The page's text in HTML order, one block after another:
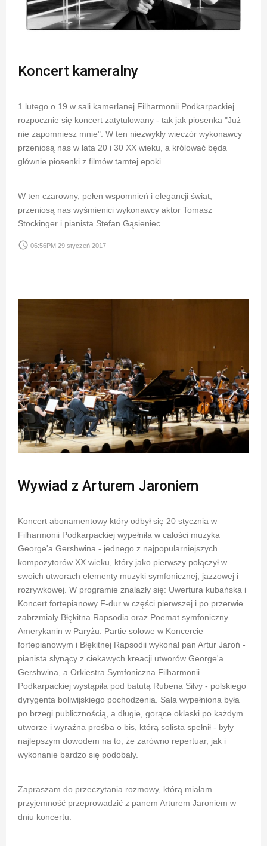
Koncert kameralny
1 lutego o 19 w sali kamerlanej Filharmonii Podkarpackiej
rozpocznie się koncert zatytułowany - tak jak piosenka "Już
nie zapomniesz mnie". W ten niezwykły wieczór wykonawcy
przeniosą nas w lata 20 i 30 XX wieku, a królować będa
głównie piosenki z filmów tamtej epoki.
W ten czarowny, pełen wspomnień i elegancji świat,
przeniosą nas wyśmienici wykonawcy aktor Tomasz
Stockinger i pianista Stefan Gąsieniec.
access_time 06:56PM 29 styczeń 2017
Wywiad z Arturem Jaroniem
Koncert abonamentowy który odbył się 20 stycznia w
Filharmonii Podkarpackiej wypełniła w całości muzyka
George'a Gershwina - jednego z najpopularniejszych
kompozytorów XX wieku, który jako pierwszy połączył w
swoich utworach elementy muzyki symfonicznej, jazzowej i
rozrywkowej. W programie znalazły się: Uwertura kubańska i
Koncert fortepianowy F-dur w części pierwszej i po przerwie
zabrzmialy Błękitna Rapsodia oraz Poemat symfoniczny
Amerykanin w Paryżu. Partie solowe w Koncercie
fortepianowym i Błękitnej Rapsodii wykonał pan Artur Jaroń -
pianista słynący z ciekawych kreacji utworów George'a
Gershwina, a Orkiestra Symfoniczna Filharmonii
Podkarpackiej wystąpiła pod batutą Rubena Silvy - polskiego
dyrygenta boliwijskiego pochodzenia. Sala wypełniona była
po brzegi publicznością, a długie, gorące oklaski po każdym
utworze i wyraźna prośba o bis, którą solista spełnił - były
najlepszym dowodem na to, że zarówno repertuar, jak i
wykonanie bardzo się podobały.
Zapraszam do przeczytania rozmowy, którą miałam
przyjemność przeprowadzić z panem Arturem Jaroniem w
dniu koncertu.